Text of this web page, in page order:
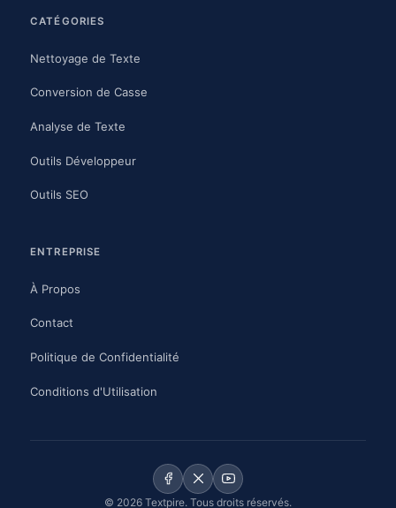
CATÉGORIES
Nettoyage de Texte
Conversion de Casse
Analyse de Texte
Outils Développeur
Outils SEO
ENTREPRISE
À Propos
Contact
Politique de Confidentialité
Conditions d'Utilisation
© 2026 Textpire. Tous droits réservés.